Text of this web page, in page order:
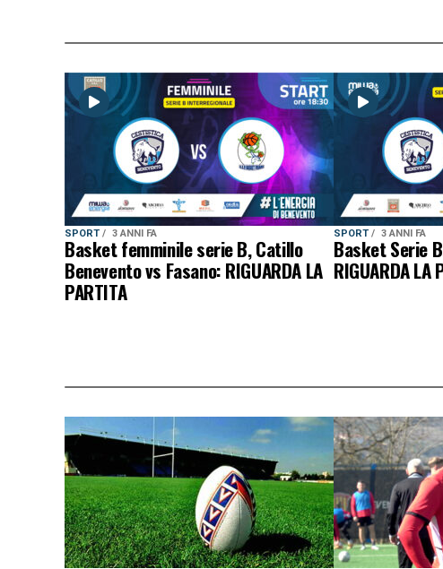
SPORT 3 ANNI FA
Basket femminile serie B, Catillo
Benevento vs Fasano: RIGUARDA LA
PARTITA
SPORT 3 ANNI FA
Basket Serie
RIGUARDA LA